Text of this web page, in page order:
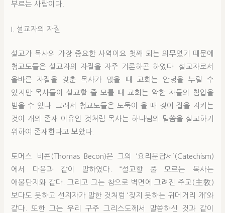
부르는 사람이다.
I. 설교자의 자질
설교가 목사의 가장 중요한 사역이요 첫째 되는 의무였기 때문에
청교도들은 설교자의 자질을 자주 거론하곤 하였다. 설교자로서
올바른 자질을 갖춘 목사가 많을 때 교회는 안녕을 누릴 수
있지만 목사들이 설교할 줄 모를 때 교회는 악한 자들의 침입을
받을 수 있다. 그래서 청교도들은 도둑이 올 때 짖어 집을 지키는
것이 개의 존재 이유인 것처럼 목사는 하나님의 말씀을 설교하기
위하여 존재한다고 보았다.
토머스 비콘(Thomas Becon)은 그의 ‘요리문답서’(Catechism)
에서 다음과 같이 말하였다. “설교할 줄 모르는 목사는
애물단지와 같다. 그리고 그는 참으로 벽면에 그려진 주교(主敎)
보다도 못하고 선지자가 말한 것처럼 ‘짖지 못하는 귀머거리 개’와
같다. 또한 그는 우리 구주 그리스도께서 말씀하신 것과 같이